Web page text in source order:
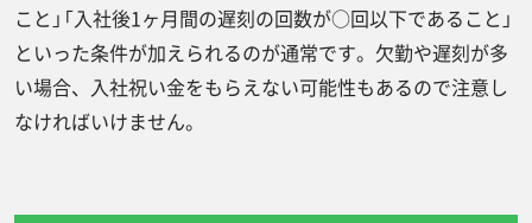
こと」「入社後1ヶ月間の遅刻の回数が○回以下であること」
といった条件が加えられるのが通常です。欠勤や遅刻が多
い場合、入社祝い金をもらえない可能性もあるので注意し
なければいけません。